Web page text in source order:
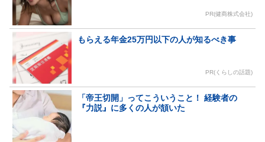
PR(健商株式会社)
もらえる年金25万円以下の人が知るべき事
PR(くらしの話題)
「帝王切開」ってこういうこと！ 経験者の
『力説』に多くの人が頷いた